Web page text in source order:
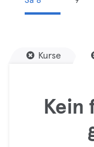
Kurse
Kein